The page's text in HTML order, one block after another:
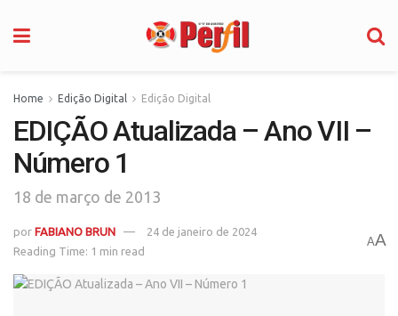
Home Edição Digital Edição Digital
EDIÇÃO Atualizada – Ano VII –
Número 1
18 de março de 2013
por FABIANO BRUN
24 de janeiro de 2024
Reading Time: 1 min read
AA